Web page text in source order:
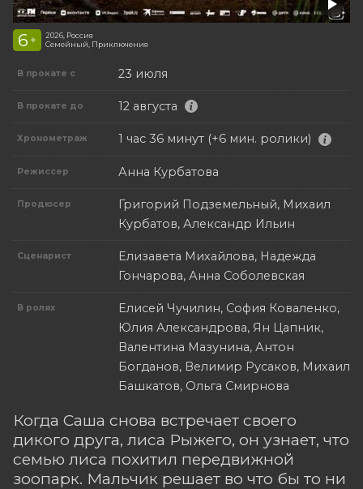
6 +
2026, Россия
Семейный, Приключения
В прокате с 23 июля
В прокате до 12 августа
Хронометраж 1 час 36 минут (+6 мин. ролики)
Режиссер Анна Курбатова
Продюсер
Григорий Подземельный, Михаил
Курбатов, Александр Ильин
Сценарист
Елизавета Михайлова, Надежда
Гончарова, Анна Соболевская
В ролях
Елисей Чучилин, София Коваленко,
Юлия Александрова, Ян Цапник,
Валентина Мазунина, Антон
Богданов, Велимир Русаков, Михаил
Башкатов, Ольга Смирнова
Когда Саша снова встречает своего
дикого друга, лиса Рыжего, он узнает, что
семью лиса похитил передвижной
зоопарк. Мальчик решает во что бы то ни